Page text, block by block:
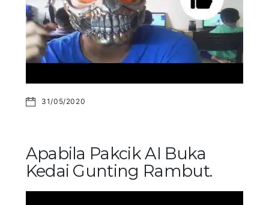
31/05/2020
Apabila Pakcik AI Buka
Kedai Gunting Rambut.